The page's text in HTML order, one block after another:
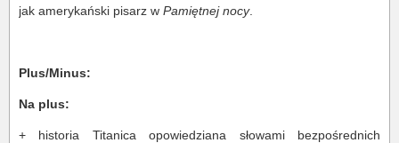
jak amerykański pisarz w Pamiętnej nocy.
Plus/Minus:
Na plus:
+ historia Titanica opowiedziana słowami bezpośrednich